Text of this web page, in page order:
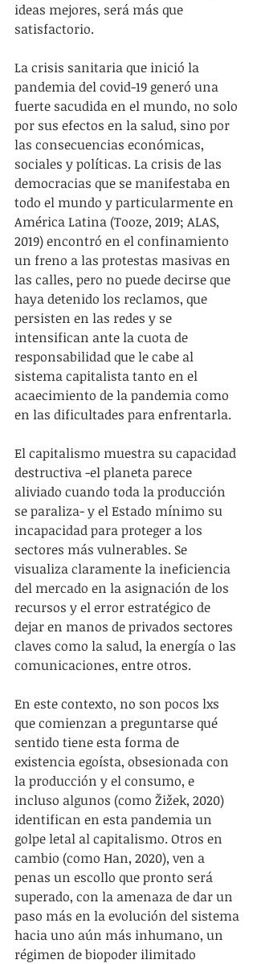
ideas mejores, será más que
satisfactorio.
La crisis sanitaria que inició la
pandemia del covid-19 generó una
fuerte sacudida en el mundo, no solo
por sus efectos en la salud, sino por
las consecuencias económicas,
sociales y políticas. La crisis de las
democracias que se manifestaba en
todo el mundo y particularmente en
América Latina (Tooze, 2019; ALAS,
2019) encontró en el confinamiento
un freno a las protestas masivas en
las calles, pero no puede decirse que
haya detenido los reclamos, que
persisten en las redes y se
intensifican ante la cuota de
responsabilidad que le cabe al
sistema capitalista tanto en el
acaecimiento de la pandemia como
en las dificultades para enfrentarla.
El capitalismo muestra su capacidad
destructiva -el planeta parece
aliviado cuando toda la producción
se paraliza- y el Estado mínimo su
incapacidad para proteger a los
sectores más vulnerables. Se
visualiza claramente la ineficiencia
del mercado en la asignación de los
recursos y el error estratégico de
dejar en manos de privados sectores
claves como la salud, la energía o las
comunicaciones, entre otros.
En este contexto, no son pocos lxs
que comienzan a preguntarse qué
sentido tiene esta forma de
existencia egoísta, obsesionada con
la producción y el consumo, e
incluso algunos (como Žižek, 2020)
identifican en esta pandemia un
golpe letal al capitalismo. Otros en
cambio (como Han, 2020), ven a
penas un escollo que pronto será
superado, con la amenaza de dar un
paso más en la evolución del sistema
hacia uno aún más inhumano, un
régimen de biopoder ilimitado